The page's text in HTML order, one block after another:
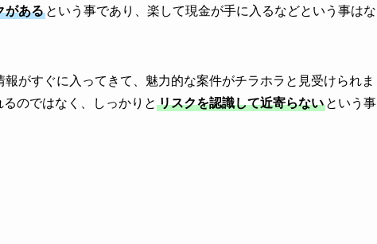
がある という事であり、楽して現金が手に入るなどという事はな
がすぐに入ってきて、魅力的な案件がチラホラと見受けられま
のではなく、しっかりと リスクを認識して近寄らない という事